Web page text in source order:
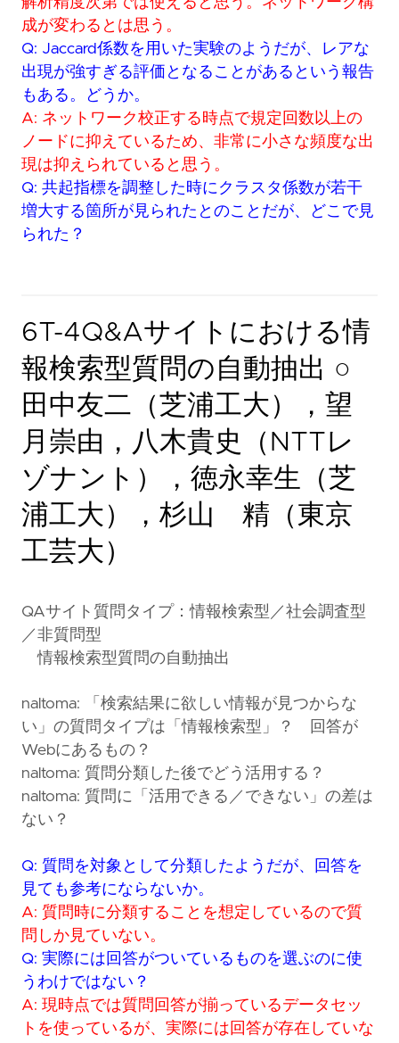
成が変わるとは思う。
Q: Jaccard係数を用いた実験のようだが、レアな
出現が強すぎる評価となることがあるという報告
もある。どうか。
A: ネットワーク校正する時点で規定回数以上の
ノードに抑えているため、非常に小さな頻度な出
現は抑えられていると思う。
Q: 共起指標を調整した時にクラスタ係数が若干
増大する箇所が見られたとのことだが、どこで見
られた？
6T-4Q&Aサイトにおける情
報検索型質問の自動抽出 ○
田中友二（芝浦工大），望
月崇由，八木貴史（NTTレ
ゾナント），徳永幸生（芝
浦工大），杉山 精（東京
工芸大）
QAサイト質問タイプ：情報検索型／社会調査型
／非質問型
情報検索型質問の自動抽出
naltoma: 「検索結果に欲しい情報が見つからな
い」の質問タイプは「情報検索型」？ 回答が
Webにあるもの？
naltoma: 質問分類した後でどう活用する？
naltoma: 質問に「活用できる／できない」の差は
ない？
Q: 質問を対象として分類したようだが、回答を
見ても参考にならないか。
A: 質問時に分類することを想定しているので質
問しか見ていない。
Q: 実際には回答がついているものを選ぶのに使
うわけではない？
A: 現時点では質問回答が揃っているデータセッ
トを使っているが、実際には回答が存在していな